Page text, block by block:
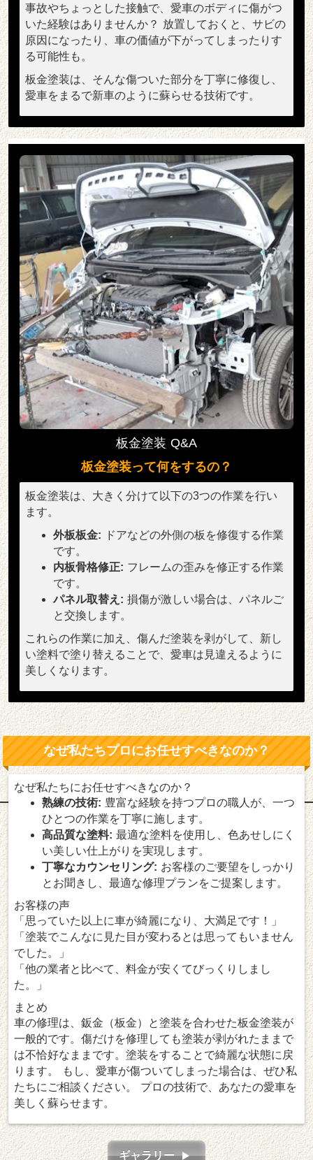
事故やちょっとした接触で、愛車のボディに傷がつ
いた経験はありませんか？ 放置しておくと、サビの
原因になったり、車の価値が下がってしまったりす
る可能性も。
板金塗装は、そんな傷ついた部分を丁寧に修復し、
愛車をまるで新車のように蘇らせる技術です。
板金塗装 Q&A
板金塗装って何をするの？
板金塗装は、大きく分けて以下の3つの作業を行い
ます。
外板板金: ドアなどの外側の板を修復する作業
です。
内板骨格修正: フレームの歪みを修正する作業
です。
パネル取替え: 損傷が激しい場合は、パネルご
と交換します。
これらの作業に加え、傷んだ塗装を剥がして、新し
い塗料で塗り替えることで、愛車は見違えるように
美しくなります。
なぜ私たちプロにお任せすべきなのか？
なぜ私たちにお任せすべきなのか？
熟練の技術: 豊富な経験を持つプロの職人が、一つ
ひとつの作業を丁寧に施します。
高品質な塗料: 最適な塗料を使用し、色あせしにく
い美しい仕上がりを実現します。
丁寧なカウンセリング: お客様のご要望をしっかり
とお聞きし、最適な修理プランをご提案します。
お客様の声
「思っていた以上に車が綺麗になり、大満足です！」
「塗装でこんなに見た目が変わるとは思ってもいません
でした。」
「他の業者と比べて、料金が安くてびっくりしまし
た。」
まとめ
車の修理は、鈑金（板金）と塗装を合わせた板金塗装が
一般的です。傷だけを修理しても塗装が剥がれたままで
は不恰好なままです。塗装をすることで綺麗な状態に戻
ります。 もし、愛車が傷ついてしまった場合は、ぜひ私
たちにご相談ください。 プロの技術で、あなたの愛車を
美しく蘇らせます。
ギャラリー